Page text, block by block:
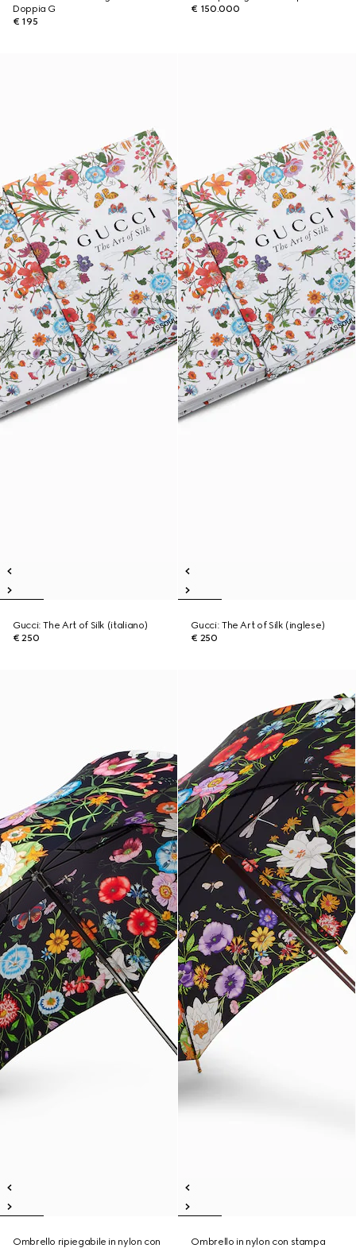
Doppia G
€ 195
€ 150.000
Gucci: The Art of Silk (italiano)
€ 250
Gucci: The Art of Silk (inglese)
€ 250
Ombrello ripiegabile in nylon con
Ombrello in nylon con stampa